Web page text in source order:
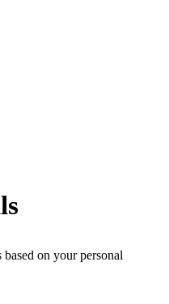
on your personal